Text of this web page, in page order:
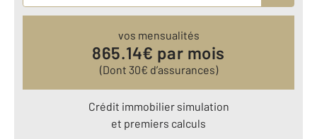
vos mensualités
865.14€ par mois
(Dont 30€ d’assurances)
Crédit immobilier simulation
et premiers calculs